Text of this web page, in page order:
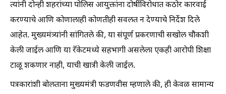
त्यांनी दोन्ही शहरांच्या पोलिस आयुक्तांना दोषींविरोधात कठोर कारवाई
करण्याचे आणि कोणालाही कोणतीही सवलत न देण्याचे निर्देश दिले
आहेत. मुख्यमंत्र्यांनी सांगितले की, या संपूर्ण प्रकरणाची सखोल चौकशी
केली जाईल आणि या रॅकेटमध्ये सहभागी असलेला एकही आरोपी शिक्षा
टाळू शकणार नाही, याची खात्री केली जाईल.
पत्रकारांशी बोलताना मुख्यमंत्री फडणवीस म्हणाले की, ही केवळ सामान्य